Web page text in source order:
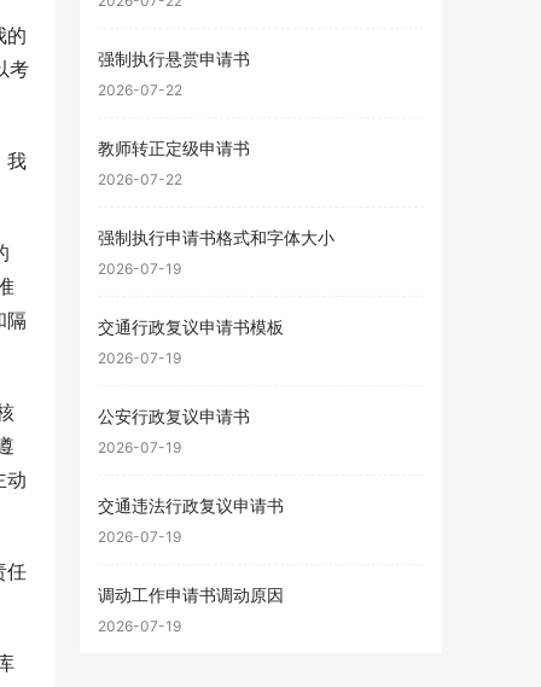
的
考
我
隔
动
任
强制执行悬赏申请书
2026-07-22
教师转正定级申请书
2026-07-22
强制执行申请书格式和字体大小
2026-07-19
交通行政复议申请书模板
2026-07-19
公安行政复议申请书
2026-07-19
交通违法行政复议申请书
2026-07-19
调动工作申请书调动原因
2026-07-19